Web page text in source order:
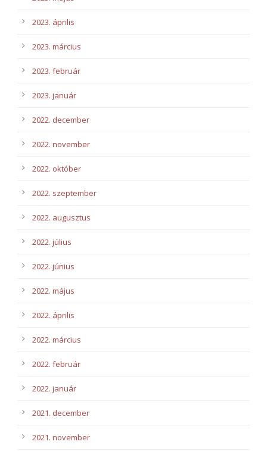
2023. április
2023. március
2023. február
2023. január
2022. december
2022. november
2022. október
2022. szeptember
2022. augusztus
2022. július
2022. június
2022. május
2022. április
2022. március
2022. február
2022. január
2021. december
2021. november